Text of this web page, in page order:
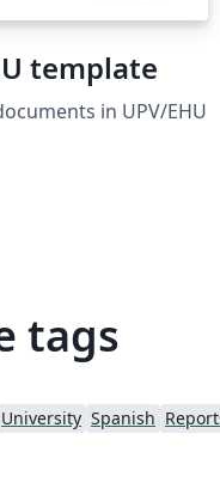
template
in UPV/EHU
tags
University Spanish